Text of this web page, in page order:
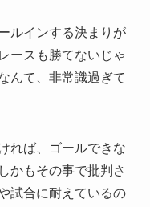
ルインする決まりが
ースも勝てないじゃ
んて、非常識過ぎて
れば、ゴールできな
かもその事で批判さ
試合に耐えているの